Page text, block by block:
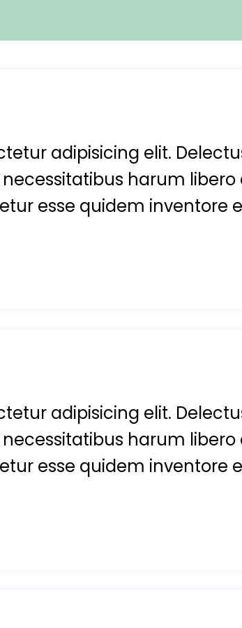
adipisicing elit.
harum
esse quidem inventore
adipisicing elit.
harum
esse quidem inventore